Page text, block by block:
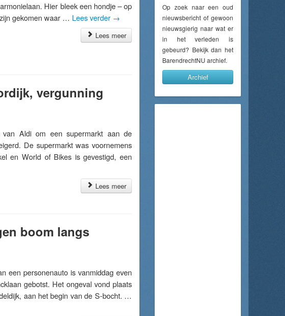
Hier bleek een hondje – op
gekomen waar … Lees verder →
Lees meer
vergunning
van Aldi om een supermarkt aan de
De supermarkt was voornemens
en World of Bikes is gevestigd, een
Lees meer
boom langs
een personenauto is vanmiddag even
gebotst. Het ongeval vond plaats
aan het begin van de S-bocht. …
Op zoek naar een oud
nieuwsbericht of gewoon
nieuwsgierig naar wat er
in het verleden is
gebeurd? Bekijk dan het
BarendrechtNU archief.
Archief